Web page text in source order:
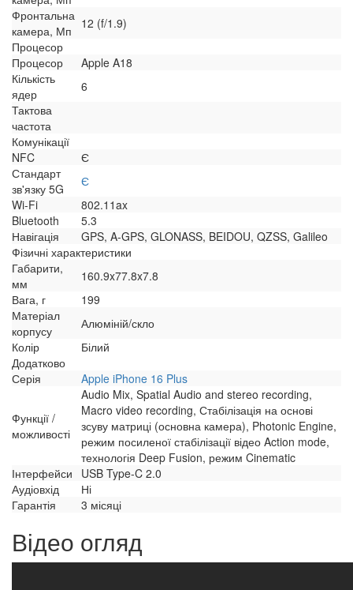
Фронтальна
камера, Мп
12 (f/1.9)
Процесор
Процесор
Apple A18
Кількість
ядер
6
Тактова
частота
Комунікації
NFC
Є
Стандарт
зв'язку 5G
Є
Wi-Fi
802.11ax
Bluetooth
5.3
Навігація
GPS, A-GPS, GLONASS, BEIDOU, QZSS, Galileo
Фізичні характеристики
Габарити,
мм
160.9x77.8x7.8
Вага, г
199
Матеріал
корпусу
Алюміній/скло
Колір
Білий
Додатково
Серія
Apple iPhone 16 Plus
Функції /
можливості
Audio Mix, Spatial Audio and stereo recording,
Macro video recording, Стабілізація на основі
зсуву матриці (основна камера), Photonic Engine,
режим посиленої стабілізації відео Action mode,
технологія Deep Fusion, режим Cinematic
Інтерфейси
USB Type-C 2.0
Аудіовхід
Ні
Гарантія
3 місяці
Відео огляд